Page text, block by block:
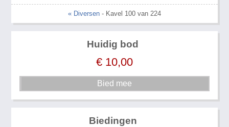
« Diversen - Kavel 100 van 224
Huidig bod
€ 10,00
Biedingen